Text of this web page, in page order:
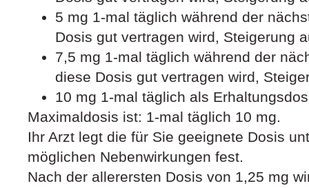
5 mg 1-mal täglich während der
Dosis gut vertragen wird, Steigerung
7,5 mg 1-mal täglich während der
diese Dosis gut vertragen wird,
10 mg 1-mal täglich als
Maximaldosis ist: 1-mal täglich 10 mg.
Ihr Arzt legt die für Sie geeignete Dosis
möglichen Nebenwirkungen fest.
Nach der allerersten Dosis von 1,25 mg